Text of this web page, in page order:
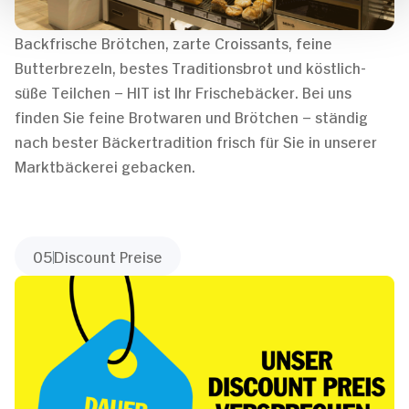
Backfrische Brötchen, zarte Croissants, feine
Butterbrezeln, bestes Traditionsbrot und köstlich-
süße Teilchen – HIT ist Ihr Frischebäcker. Bei uns
finden Sie feine Brotwaren und Brötchen – ständig
nach bester Bäckertradition frisch für Sie in unserer
Marktbäckerei gebacken.
05Discount Preise